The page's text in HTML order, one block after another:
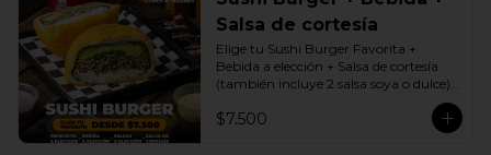
Salsa de cortesía
Elige tu Sushi Burger Favorita +
Bebida a elección + Salsa de cortesía
(también incluye 2 salsa soya o dulce)
Promoción exclusiva Lunes a viernes
de 12 a 17 Horas.
$7.500